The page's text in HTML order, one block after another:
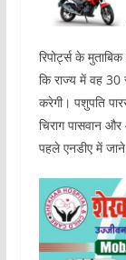
रिपोर्ट्स के
कि राज्य में वह 30
करेगी। पशुपति
चिराग पासवान
पहले एनडीए में